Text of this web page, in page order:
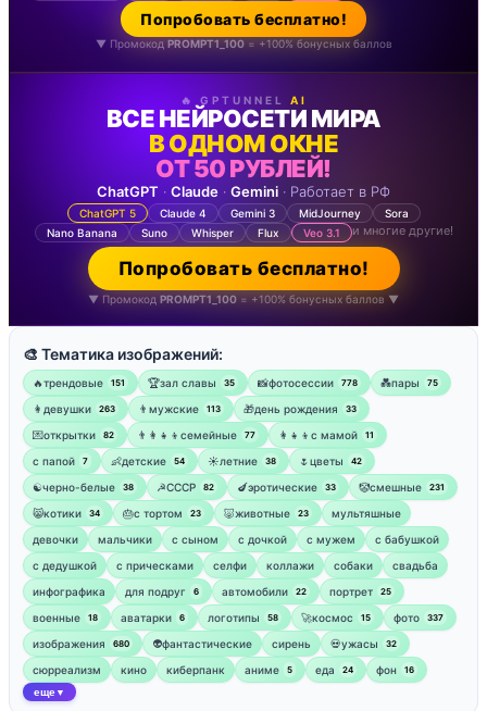
Попробовать бесплатно!
▼ Промокод PROMPT1_100= +100% бонусных баллов
🔥 GPTUNNEL AI
ВСЕ НЕЙРОСЕТИ МИРА
В ОДНОМ ОКНЕ
ОТ 50 РУБЛЕЙ!
ChatGPT · Claude · Gemini · Работает в РФ
ChatGPT 5 Claude 4 Gemini 3 MidJourney
Sora
Nano Banana
Suno Whisper Flux Veo 3.1 и многие другие!
Попробовать бесплатно!
▼ Промокод PROMPT1_100 = +100% бонусных баллов ▼
🎨 Тематика изображений:
🔥трендовые 151 🏆зал славы 35 📸фотосессии 778 💑пары 75
👩девушки 263 👨мужские 113 🎁день рождения 33
💌открытки 82 👨‍👩‍👧‍👦семейные 77 👩‍👧‍👦с мамой 11
‍с папой 7 👶детские 54 ☀️летние 38 🌷цветы 42
☯︎черно-белые 38 ☭СССР 82 🍆эротические 33 🤡смешные 231
😸котики 34 🎂с тортом 23 🐷животные 23
мультяшные
девочки
мальчики с сыном с дочкой с мужем
с бабушкой
с дедушкой
с прическами селфи коллажи собаки
свадьба
инфографика
для подруг 6 автомобили 22 портрет 25
военные 18 аватарки 6 логотипы 58 🚀космос 15 фото 337
изображения 680 👽фантастические сирень 💀ужасы 32
сюрреализм кино киберпанк аниме 5 еда 24 фон 16
еще ▼